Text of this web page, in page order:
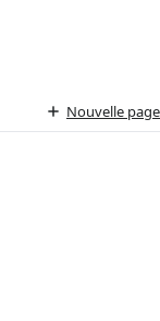
Nouvelle page